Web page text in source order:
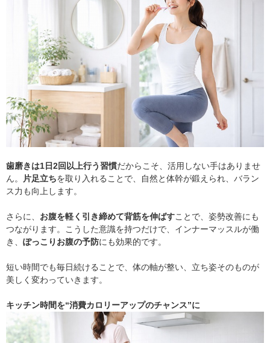
歯磨きは1日2回以上行う習慣だからこそ、活用しない手はありませ
ん。
片足立ちを取り入れることで、自然と体幹が鍛えられ、バラン
ス力も向上します。
さらに、 お腹を軽く引き締めて背筋を伸ばすことで、姿勢改善にも
つながります。こうした意識を持つだけで、インナーマッスルが働
き、 ぽっこりお腹の予防にも効果的です。
短い時間でも毎日続けることで、体の軸が整い、立ち姿そのものが
美しく変わっていきます。
キッチン時間を“消費カロリーアップのチャンス”に